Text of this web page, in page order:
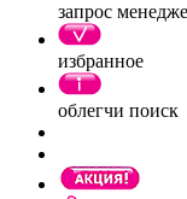
запрос
избранное
облегчи поиск